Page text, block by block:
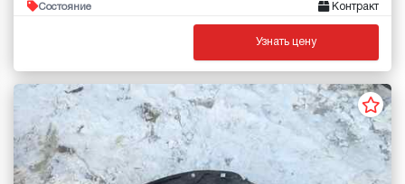
Состояние Контракт
Узнать цену